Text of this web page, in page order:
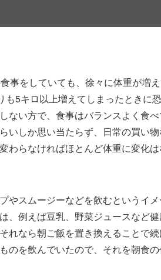
をしていても、徐々に体重が増え
5キロ以上増えてしまったときに
い方で、食事はバランスよく食べ
いしか思い当たらず、日常の買い
わらなければほとんど体重に変化
やスムージーなどを飲むというイ
、例えば豆乳、野菜ジュースなど
れなら朝ご飯を置き換えることで
のを飲んでいたので、それを朝食